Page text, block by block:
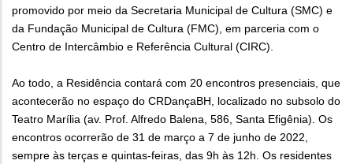
promovido por meio da Secretaria Municipal de Cultura (SMC) e
da Fundação Municipal de Cultura (FMC), em parceria com o
Centro de Intercâmbio e Referência Cultural (CIRC).
Ao todo, a Residência contará com 20 encontros presenciais, que
acontecerão no espaço do CRDançaBH, localizado no subsolo do
Teatro Marília (av. Prof. Alfredo Balena, 586, Santa Efigênia). Os
encontros ocorrerão de 31 de março a 7 de junho de 2022,
sempre às terças e quintas-feiras, das 9h às 12h. Os residentes